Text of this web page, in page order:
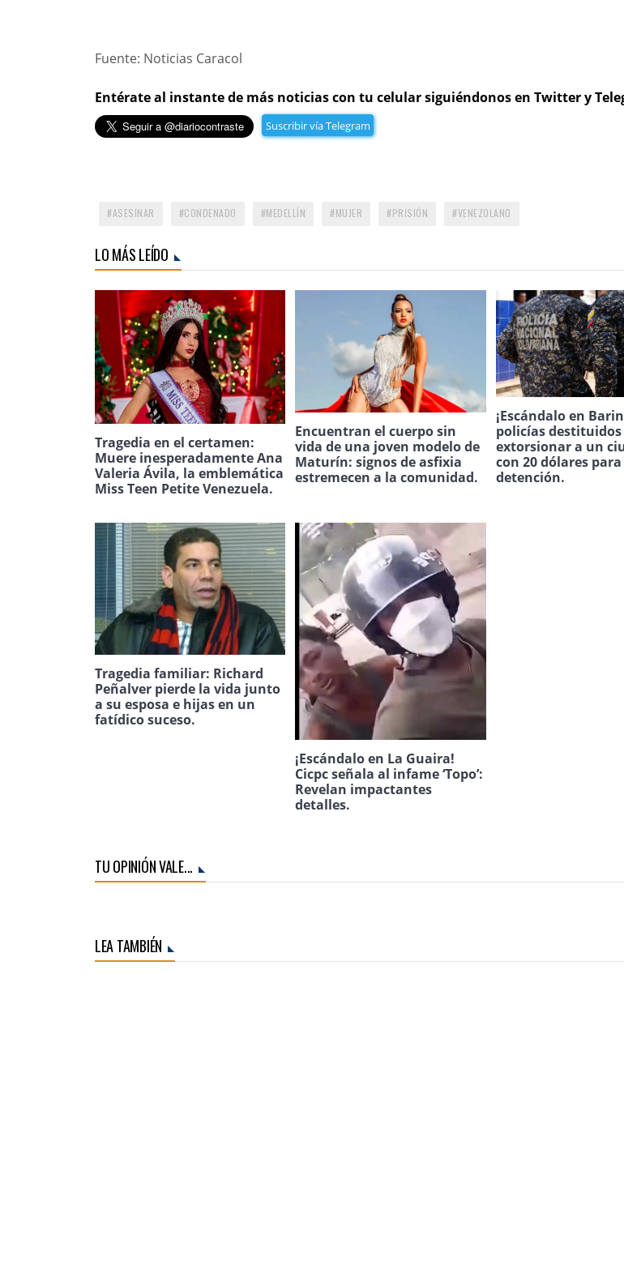
Fuente: Noticias Caracol
Entérate al instante de más noticias con tu celular siguiéndonos en Twitter y
Suscribir vía Telegram
ASESINAR CONDENADO MEDELLÍN MUJER PRISIÓN VENEZOLANO
LO MÁS LEÍDO
Tragedia en el certamen:
Muere inesperadamente Ana
Valeria Ávila, la emblemática
Miss Teen Petite Venezuela.
Encuentran el cuerpo sin
vida de una joven modelo de
Maturín: signos de asfixia
estremecen a la comunidad.
¡Escándalo en
policías
extorsionar a un
con 20 dólares
detención.
Tragedia familiar: Richard
Peñalver pierde la vida junto
a su esposa e hijas en un
fatídico suceso.
¡Escándalo en La Guaira!
Cicpc señala al infame ‘Topo’:
Revelan impactantes
detalles.
TU OPINIÓN VALE...
LEA TAMBIÉN